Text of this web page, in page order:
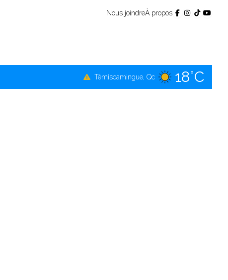
Nous joindreÀ propos
La Sarre, Qc 19°C